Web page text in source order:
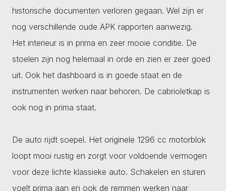
historische documenten verloren gegaan. Wel zijn er
nog verschillende oude APK rapporten aanwezig.
Het interieur is in prima en zeer mooie conditie. De
stoelen zijn nog helemaal in orde en zien er zeer goed
uit. Ook het dashboard is in goede staat en de
instrumenten werken naar behoren. De cabrioletkap is
ook nog in prima staat.
De auto rijdt soepel. Het originele 1296 cc motorblok
loopt mooi rustig en zorgt voor voldoende vermogen
voor deze lichte klassieke auto. Schakelen en sturen
voelt prima aan en ook de remmen werken naar